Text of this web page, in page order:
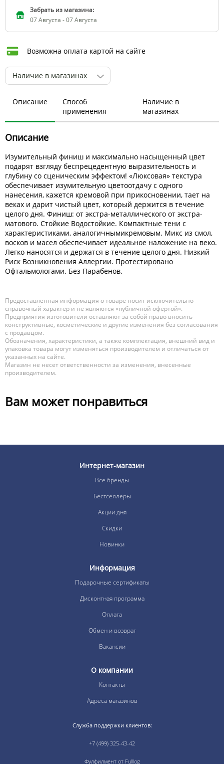
Забрать из магазина:
07 Августа - 07 Августа
Возможна оплата картой на сайте
Наличие в магазинах
Описание
Способ
применения
Наличие в
магазинах
Описание
Изумительный финиш и максимально насыщенный цвет
подарят взгляду беспрецедентную выразительность и
глубину со сценическим эффектом! «Люксовая» текстура
обеспечивает изумительную цветоотдачу с одного
нанесения, кажется кремовой при прикосновении, тает на
веках и дарит чистый цвет, который держится в течение
целого дня. Финиш: от экстра-металлического от экстра-
матового. Стойкие Водостойкие. Компактные тени с
характеристиками, аналогичнымикремовым. Микс из смол,
восков и масел обеспечивает идеальное наложение на веко.
Легко наносятся и держатся в течение целого дня. Низкий
Риск Возникновения Аллергии. Протестировано
Офтальмологами. Без Парабенов.
Предоставленная информация о товаре носит исключительно
справочный характер и не являются «публичной офертой».
Предприятия изготовители оставляют за собой право вносить
конструктивные, косметические и другие изменения без согласования
с продавцом.
Обозначения, характеристики, а также комплектация, внешний вид и
упаковка товара могут изменяться производителем и отличаться от
указанных на сайте.
Магазин не несет ответственности за изменения, внесенные
производителем.
Вам может понравиться
Интернет-магазин
Все бренды
Бестселлеры
Акции дня
Скидки
Новинки
Информация
Подарочные сертификаты
Дисконтная программа
Оплата
Обмен и возврат
Вакансии
О компании
Контакты
Адреса магазинов
Служба поддержки клиентов:
+7 (499) 325-43-42
Фулфилмент от Fulllog